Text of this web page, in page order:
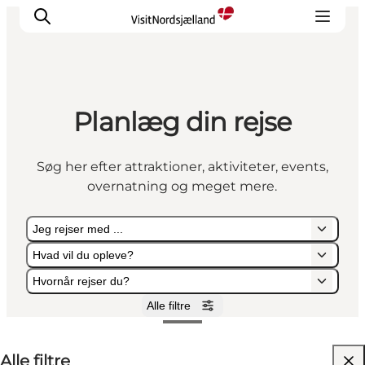
Highlights
Oplev
Det Sker
Byer
Planlæg ferien
Planlæg din rejse
Søg her efter attraktioner, aktiviteter, events,
overnatning og meget mere.
Jeg rejser med ...
Hvad vil du opleve?
Hvornår rejser du?
Alle filtre
Jeg rejser med ...
Hvad vil du opleve?
Hvornår rejser du?
Alle filtre